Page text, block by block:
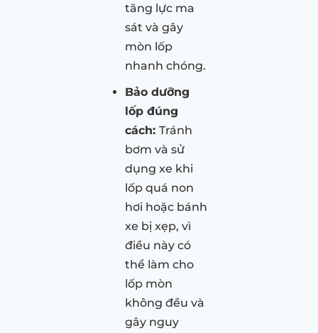
tăng lực ma
sát và gây
mòn lốp
nhanh chóng.
Bảo dưỡng
lốp đúng
cách: Tránh
bơm và sử
dụng xe khi
lốp quá non
hơi hoặc bánh
xe bị xẹp, vì
điều này có
thể làm cho
lốp mòn
không đều và
gây nguy